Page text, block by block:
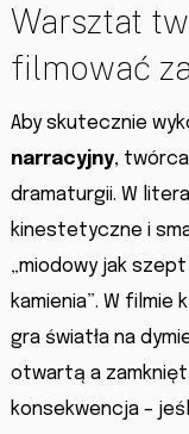
Warsztat
filmować
Aby skutecznie
narracyjny, twórca
dramaturgii. W
kinestetyczne i
„miodowy jak
kamienia”. W
gra światła na
otwartą a
konsekwencja –